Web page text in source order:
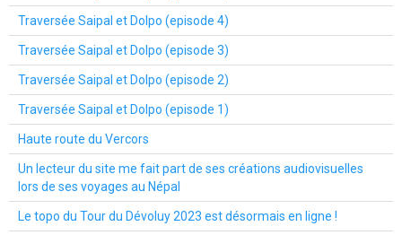
Traversée Saipal et Dolpo (episode 4)
Traversée Saipal et Dolpo (episode 3)
Traversée Saipal et Dolpo (episode 2)
Traversée Saipal et Dolpo (episode 1)
Haute route du Vercors
Un lecteur du site me fait part de ses créations audiovisuelles
lors de ses voyages au Népal
Le topo du Tour du Dévoluy 2023 est désormais en ligne !